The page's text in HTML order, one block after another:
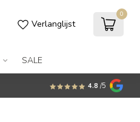
Verlanglijst
0
SALE
4.8 /5